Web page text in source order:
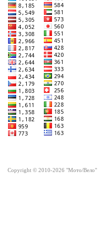
Copyright © 2010-2026 "Мото/Вело"